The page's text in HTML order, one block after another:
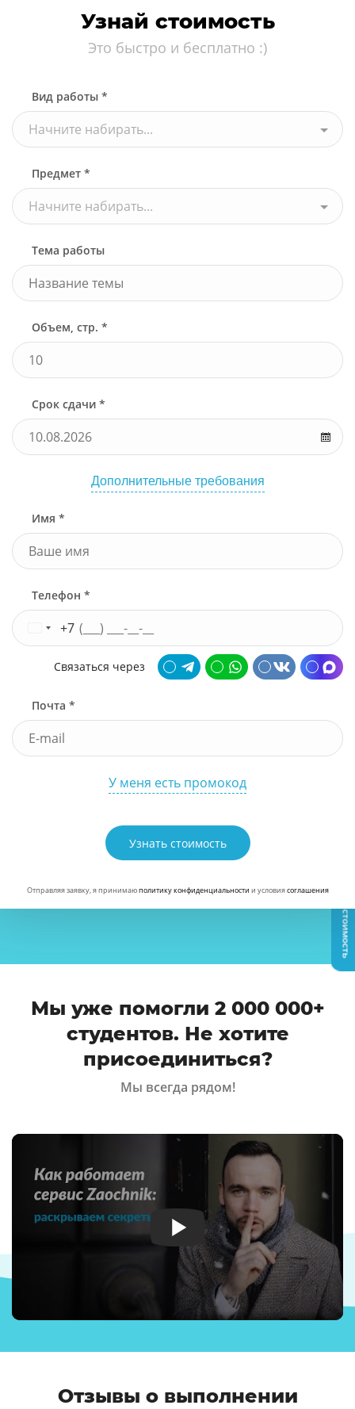
Узнай стоимость
Это быстро и бесплатно :)
Вид работы *
Начните набирать...
Предмет *
Начните набирать...
Тема работы
Объем, стр. *
Срок сдачи *
Дополнительные требования
Имя *
Телефон *
+7
Связаться через
Почта *
У меня есть промокод
Узнать стоимость
Отправляя заявку, я принимаюполитику конфиденциальности и условиясоглашения
Мы уже помогли 2 000 000+
студентов. Не хотите
присоединиться?
Мы всегда рядом!
Отзывы о выполнении
Узнать стоимость